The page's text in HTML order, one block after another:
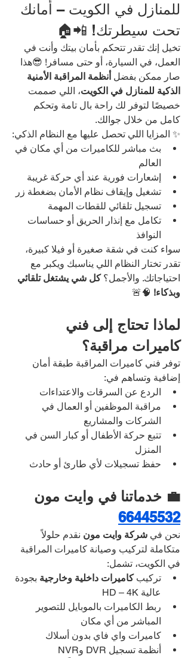
للمنازل في الكويت – أمانك
تحت سيطرتك! 📲🏠
تخيل إنك تقدر تتحكم بأمان بيتك وأنت في
العمل، في السيارة، أو حتى مسافر! 😎هذا
صار ممكن بفضل أنظمة المراقبة الأمنية
الذكية للمنازل في الكويت، اللي صممت
خصيصًا لتوفر لك راحة بال تامة وتحكم
كامل من خلال جوالك.
✨ المزايا اللي تحصل عليها مع النظام الذكي:
بث مباشر للكاميرات من أي مكان في
العالم
إشعارات فورية عند أي حركة غريبة
تشغيل وإيقاف نظام الأمان بضغطة زر
تسجيل تلقائي للقطات المهمة
تكامل مع إنذار الحريق أو حساسات
النوافذ
سواء كنت في شقة صغيرة أو فيلا كبيرة،
تقدر تختار النظام اللي يناسبك ويكبر مع
احتياجاتك. والأجمل؟ كل شي يشتغل تلقائي
وبذكاء! 🧠🚨
لماذا تحتاج إلى فني
كاميرات مراقبة؟
توفر فني كاميرات المراقبة طبقة أمان
إضافية وتساهم في:
الردع عن السرقات والاعتداءات
مراقبة الموظفين أو العمال في
الشركات والمشاريع
تتبع حركة الأطفال أو كبار السن في
المنزل
حفظ تسجيلات لأي طارئ أو حادث
💼 خدماتنا في وايت مون
66445532
نحن في شركة وايت مون نقدم حلولاً
متكاملة لتركيب وصيانة كاميرات المراقبة
في الكويت، تشمل:
تركيب كاميرات داخلية وخارجية بجودة
عالية HD – 4K
ربط الكاميرات بالموبايل للتصوير
المباشر من أي مكان
كاميرات واي فاي بدون أسلاك
أنظمة تسجيل DVR وNVR